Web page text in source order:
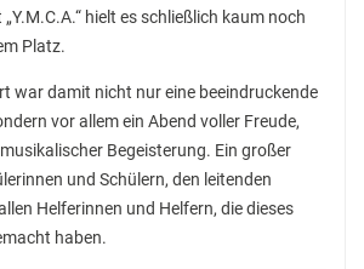
Sek II
Bielefeld
hielt es schließlich kaum noch
Platz.
war damit nicht nur eine beeindruckende
vor allem ein Abend voller Freude,
Begeisterung. Ein großer
und Schülern, den leitenden
Helferinnen und Helfern, die dieses
haben.